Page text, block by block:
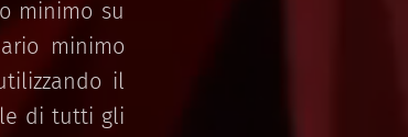
minimo su
minimo
il
di tutti gli